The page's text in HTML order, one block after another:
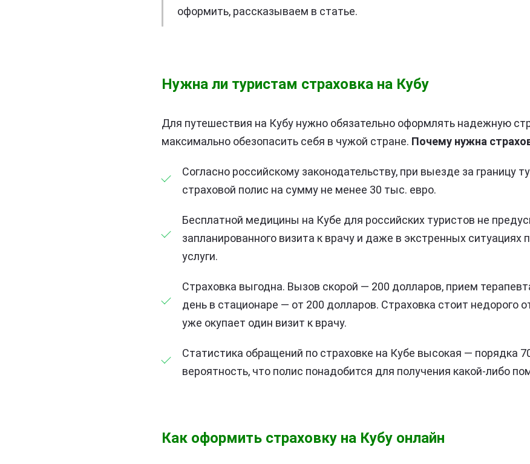
оформить, рассказываем в статье.
Нужна ли туристам страховка на Кубу
Для путешествия на Кубу нужно обязательно оформлять надежную
максимально обезопасить себя в чужой стране. Почему нужна
Согласно российскому законодательству, при выезде за границу
страховой полис на сумму не менее 30 тыс. евро.
Бесплатной медицины на Кубе для российских туристов не
запланированного визита к врачу и даже в экстренных ситуациях
услуги.
Страховка выгодна. Вызов скорой — 200 долларов, прием
день в стационаре — от 200 долларов. Страховка стоит недорого
уже окупает один визит к врачу.
Статистика обращений по страховке на Кубе высокая — порядка
вероятность, что полис понадобится для получения какой-либо
Как оформить страховку на Кубу онлайн